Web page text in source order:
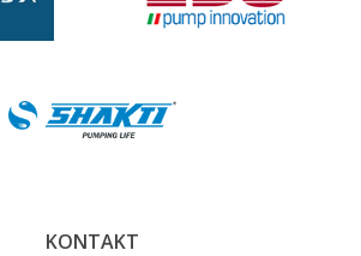
KONTAKT